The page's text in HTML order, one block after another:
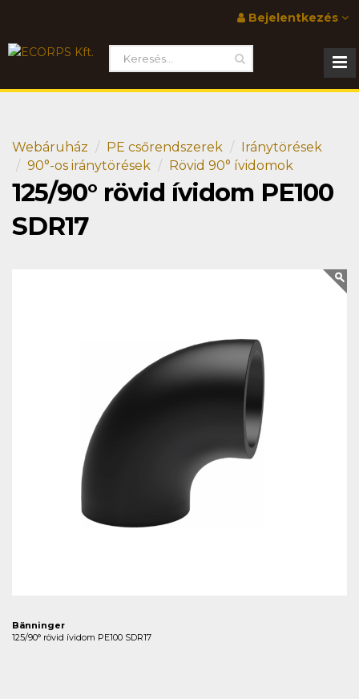
Bejelentkezés
Webáruház PE csőrendszerek
Iránytörések
90°-os iránytörések
Rövid 90° ívidomok
125/90° rövid ívidom PE100
SDR17
Bänninger
125/90° rövid ívidom PE100 SDR17